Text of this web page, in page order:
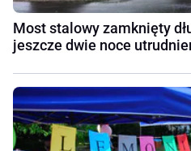
Most stalowy zamknięty
jeszcze dwie noce